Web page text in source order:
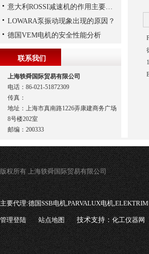
意大利ROSSI减速机的作用主要包括哪些？
LOWARA泵振动现象出现的原因？
德国VEM电机的安全性能分析
联系我们
上海轶舜国际贸易有限公司
电话：86-021-51872309
传真：
地址：上海市真南路1226弄康建商务广场
8号楼202室
邮编：200333
版权所有 上海轶舜国际贸易有限公司
主要代理:德国SSB电机,PARVALUX电机
管理登陆 站点地图 技术支持：化工仪器网